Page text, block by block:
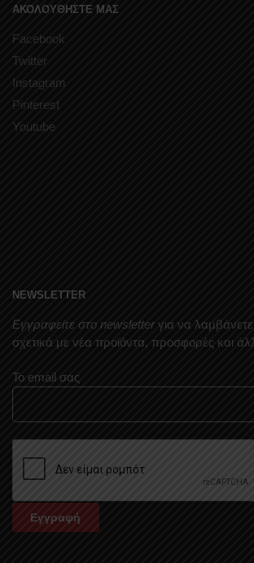
ΑΚΟΛΟΥΘΗΣΤΕ ΜΑΣ
Facebook
Twitter
Instagram
Pinterest
Youtube
NEWSLETTER
Εγγραφείτε στο newsletterγια να
σχετικά με νέα προϊόντα, προσφορές και
Το email σας